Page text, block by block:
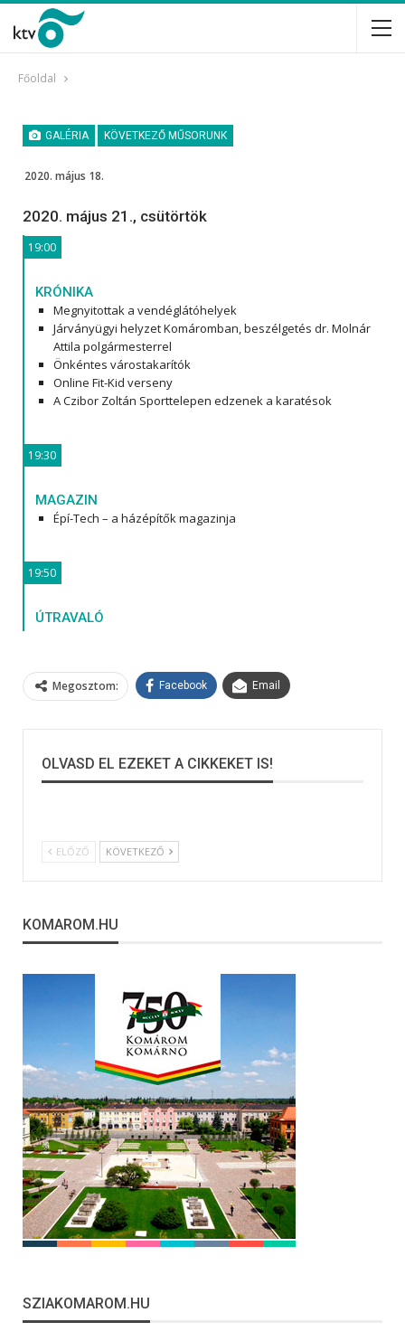
Főoldal
GALÉRIA KÖVETKEZŐ MŰSORUNK
2020. május 18.
2020. május 21., csütörtök
19:00
KRÓNIKA
Megnyitottak a vendéglátóhelyek
Járványügyi helyzet Komáromban, beszélgetés dr. Molnár
Attila polgármesterrel
Önkéntes várostakarítók
Online Fit-Kid verseny
A Czibor Zoltán Sporttelepen edzenek a karatésok
19:30
MAGAZIN
Épí-Tech – a házépítők magazinja
19:50
ÚTRAVALÓ
Megosztom: Facebook Email
OLVASD EL EZEKET A CIKKEKET IS!
ELŐZŐ KÖVETKEZŐ
KOMAROM.HU
SZIAKOMAROM.HU